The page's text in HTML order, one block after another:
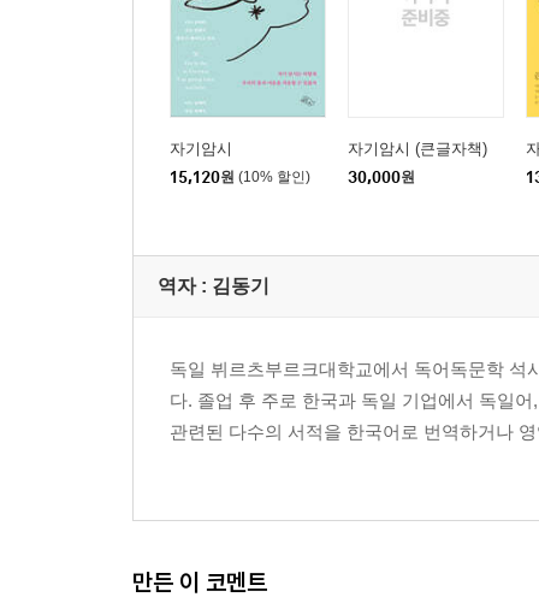
믿음과 자신감을 위한 자기암시 생각은 곧 현실이
자기암시에 관한 질문들 의식적 자기암시 수행에
의식적 자기암시 수행에 관한 몇 가지 질문 2 _ 122
7부 자기암시를 돕는 몇 가지 수행법 마르크 오렐
새로운 나를 위한 10가지 습관 _ 153
새로운 나를 위한 13가지 행동 규칙 _ 155
조용한 믿음을 가져라 _ 158
생각을 감독하라 _ 165
긍정적인 질문을 하라 _ 170
자기암시
15,120원 (10% 할인)
자기암시 (큰글자책)
30,000원
역자 : 김동기
독일 뷔르츠부르크대학교에서 독어독문학
다. 졸업 후 주로 한국과 독일 기업에서 독일
관련된 다수의 서적을 한국어로 번역하거나
만든 이 코멘트